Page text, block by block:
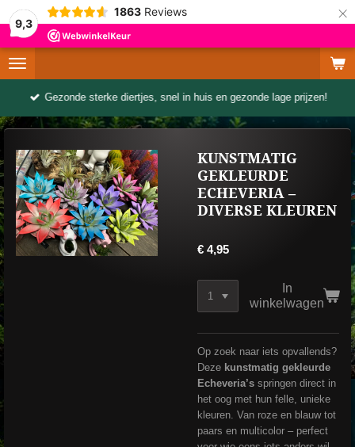
9,3
1863 Reviews ×
Gezonde sterke diertjes, snel in huis en gezonde lage prijzen!
KUNSTMATIG
GEKLEURDE
ECHEVERIA –
DIVERSE KLEUREN
€ 4,95
In
winkelwagen
Op zoek naar iets opvallends?
Deze kunstmatig gekleurde
Echeveria’s springen direct in
het oog met hun felle, unieke
kleuren. Van roze en blauw tot
paars en multicolor – perfect